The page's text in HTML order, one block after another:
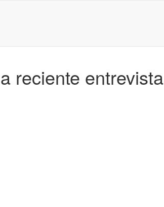
reciente entrevista